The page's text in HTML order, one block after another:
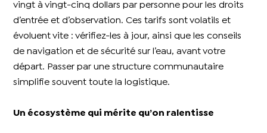
vingt à vingt-cinq dollars par personne pour les droits
d’entrée et d’observation. Ces tarifs sont volatils et
évoluent vite : vérifiez-les à jour, ainsi que les conseils
de navigation et de sécurité sur l’eau, avant votre
départ. Passer par une structure communautaire
simplifie souvent toute la logistique.
Un écosystème qui mérite qu’on ralentisse